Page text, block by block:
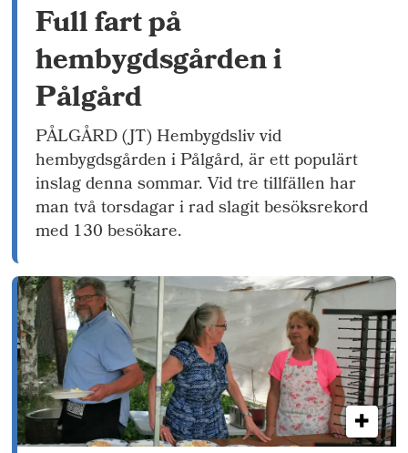
Full fart på
hembygdsgården i
Pålgård
PÅLGÅRD (JT) Hembygdsliv vid
hembygdsgården i Pålgård, är ett populärt
inslag denna sommar. Vid tre tillfällen har
man två torsdagar i rad slagit besöksrekord
med 130 besökare.